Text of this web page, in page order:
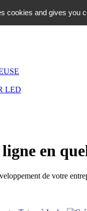
LED
en
de votre
cookies and gives you